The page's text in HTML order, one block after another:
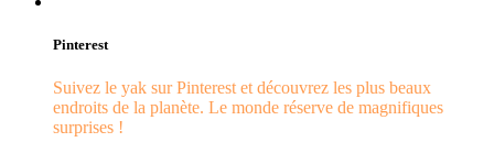
Pinterest
Suivez le yak sur Pinterest et découvrez les plus beaux
endroits de la planète. Le monde réserve de magnifiques
surprises !